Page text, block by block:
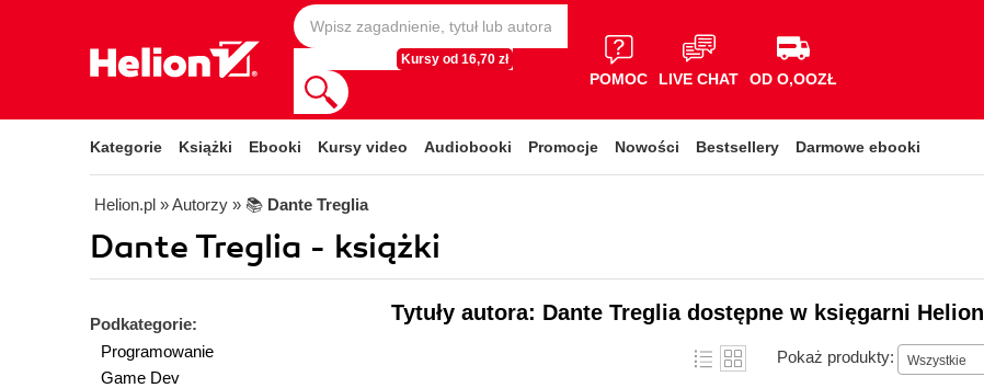
Kursy od 16,70 zł
POMOC LIVE CHAT OD O,OOZŁ
Kategorie Książki Ebooki Kursy video Audiobooki Promocje Nowości Bestsellery Darmowe ebooki
Helion.pl » Autorzy » 📚 Dante Treglia
Dante Treglia - książki
Podkategorie:
Programowanie
Game Dev
Tytuły autora: Dante Treglia dostępne w księgarni Helion
Pokaż produkty: Wszystkie